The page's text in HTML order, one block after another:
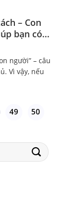
– Con
bạn có
người” – câu
Vì vậy, nếu
49
50